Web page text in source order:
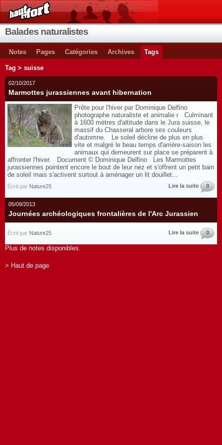
Balades naturalistes
Notes Pages Catégories Archives Tags
Tag > suisse
02/10/2017
Marmottes jurassiennes avant hibernation
Prête pour l'hiver par Dominique Delfino
photographe naturaliste et animalie r Culminant
à 1600 mètres d'altitude dans le Jura suisse, le
massif du Chasseral arbore ses couleurs
d'automne. Le soleil décline de plus en plus
vite et malgré le beau temps d'arrière-saison les
animaux qui demeurent sur place se préparent à
affronter l'hiver. Document © Dominique Delfino Les Marmottes
jurassiennes pointent encore le bout de leur nez et s'offrent un petit bain
de soleil mais s'activent surtout à aménager un lit douillet...
Écrit par Nature25 Lire la suite 0
05/09/2013
Journées archéologiques frontalières de l'Arc Jurassien
Écrit par Nature25 Lire la suite 0
Plus de notes disponibles.
> Haut de page